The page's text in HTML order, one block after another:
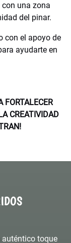
una zona
del pinar.
con el apoyo de
ayudarte en
FORTALECER
CREATIVIDAD
auténtico toque